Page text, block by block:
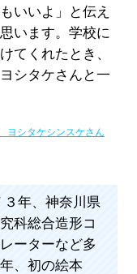
いいよ」と伝え
います。学校に
てくれたとき、
シタケさんと一
ヨシタケシンスケさん
年、神奈川県
科総合造形コ
ーターなど多
、初の絵本